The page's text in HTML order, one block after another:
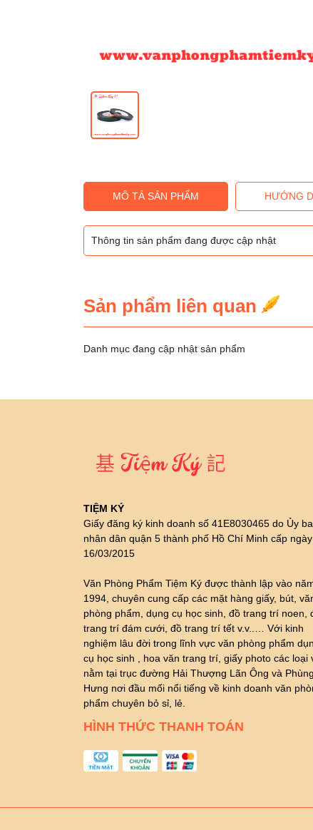
MÔ TẢ SẢN PHẨM HƯỚNG
Thông tin sản phẩm đang được cập nhật
Sản phẩm liên quan
Danh mục đang cập nhật sản phẩm
TIỆM KÝ
Giấy đăng ký kinh doanh số 41E8030465 do Ủy
nhân dân quận 5 thành phố Hồ Chí Minh cấp ngày
16/03/2015
Văn Phòng Phẩm Tiệm Ký được thành lập vào
1994, chuyên cung cấp các mặt hàng giấy, bút,
phòng phẩm, dụng cụ học sinh, đồ trang trí noen,
trang trí đám cưới, đồ trang trí tết v.v..… Với kinh
nghiệm lâu đời trong lĩnh vực văn phòng phẩm
cụ học sinh , hoa văn trang trí, giấy photo các loại
nằm tại trục đường Hải Thượng Lãn Ông và Phùng
Hưng nơi đầu mối nổi tiếng về kinh doanh văn
phẩm chuyên bỏ sỉ, lẻ.
HÌNH THỨC THANH TOÁN